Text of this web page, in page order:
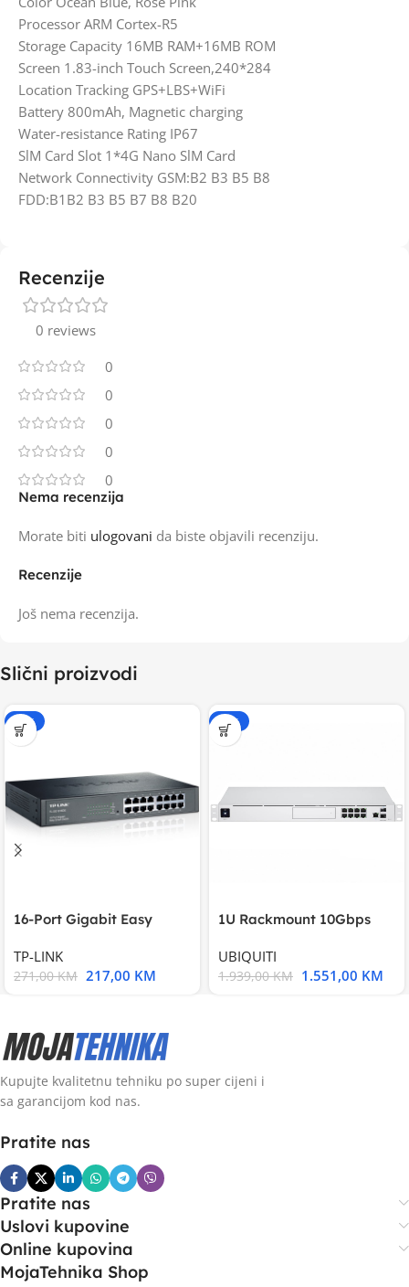
Processor ARM Cortex-R5
Storage Capacity 16MB RAM+16MB ROM
Screen 1.83-inch Touch Screen,240*284
Location Tracking GPS+LBS+WiFi
Battery 800mAh, Magnetic charging
Water-resistance Rating IP67
SlM Card Slot 1*4G Nano SlM Card
Network Connectivity GSM:B2 B3 B5 B8
FDD:B1B2 B3 B5 B7 B8 B20
Recenzije
0 reviews
0
0
0
0
0
Recenzije
Još nema recenzija.
Nema recenzija
Morate biti ulogovani da biste objavili recenziju.
Slični proizvodi
-20%
16-Port Gigabit Easy
TP-LINK
271,00KM 217,00 KM
-20%
1U Rackmount 10Gbps
UBIQUITI
1.939,00KM 1.551,00 KM
Kupujte kvalitetnu tehniku po super cijeni i
sa garancijom kod nas.
Pratite nas
Pratite nas
Uslovi kupovine
Online kupovina
MojaTehnika Shop